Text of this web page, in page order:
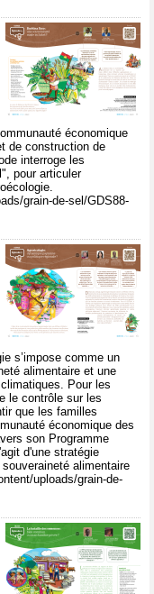
économique
de construction de
interroge les
pour articuler
grain-de-sel/GDS88-
s’impose comme un
alimentaire et une
Pour les
le contrôle sur les
que les familles
économique des
son Programme
d'une stratégie
alimentaire
uploads/grain-de-